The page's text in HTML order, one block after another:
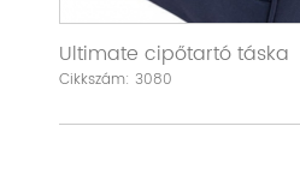
Ultimate cipőtartó táska
Cikkszám: 3080